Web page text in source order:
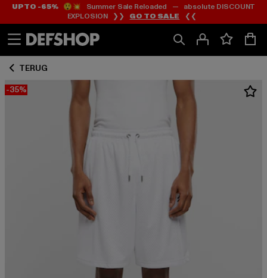
Ga
naar
Ga
naar
UP TO -65%😲💥 Summer Sale Reloaded — absolute DISCOUNT
EXPLOSION ❯❯ GO TO SALE ❮❮
TERUG
-35%